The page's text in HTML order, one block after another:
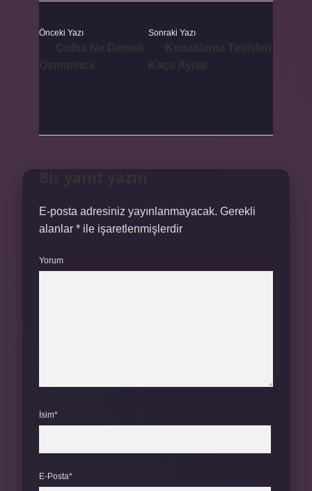
Önceki Yazı Sonraki Yazı
E-posta adresiniz yayınlanmayacak. Gerekli
alanlar * ile işaretlenmişlerdir
Yorum
İsim*
E-Posta*